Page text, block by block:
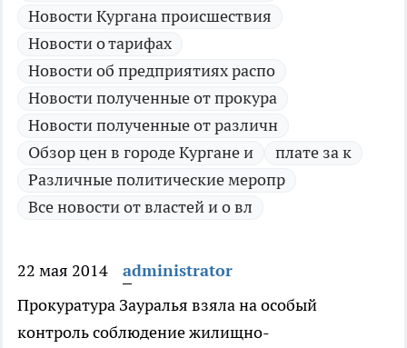
Новости Кургана происшествия
Новости о тарифах
Новости об предприятиях распо
Новости полученные от прокура
Новости полученные от различн
Обзор цен в городе Кургане и
плате за к
Различные политические меропр
Все новости от властей и о вл
22 мая 2014
administrator
Прокуратура Зауралья взяла на особый
контроль соблюдение жилищно-